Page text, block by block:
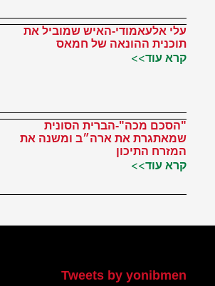
עלי אלעאמודי-האיש שמוביל את
תוכנית ההונאה של חמאס
קרא עוד>>
"הסכם מכה"-הברית הסונית
שמאתגרת את ארה״ב ומשנה את
המזרח התיכון
קרא עוד>>
Tweets by yonibmen